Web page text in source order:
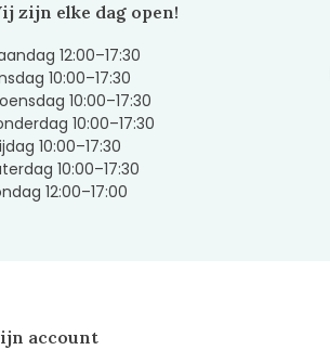
zijn elke dag open!
12:00–17:30
10:00–17:30
10:00–17:30
10:00–17:30
10:00–17:30
10:00–17:30
12:00–17:00
account